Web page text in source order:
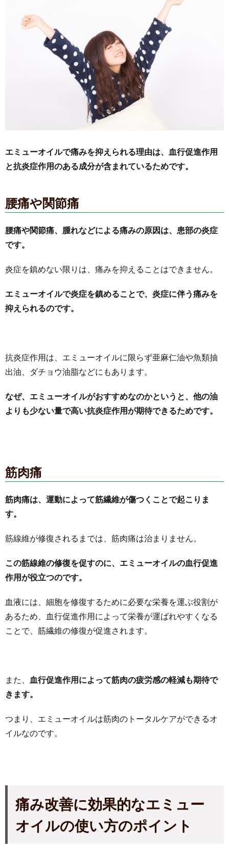
エミューオイルで痛みを抑えられる理由は、血行促進作用
と抗炎症作用のある成分が含まれているためです。
腰痛や関節痛
腰痛や関節痛、腫れなどによる痛みの原因は、患部の炎症
です。
炎症を鎮めない限りは、痛みを抑えることはできません。
エミューオイルで炎症を鎮めることで、炎症に伴う痛みを
抑えられるのです。
抗炎症作用は、エミューオイルに限らず亜麻仁油や魚類抽
出油、ダチョウ油脂などにもあります。
なぜ、エミューオイルがおすすめなのかというと、他の油
よりも少ない量で高い抗炎症作用が期待できるためです。
筋肉痛
筋肉痛は、運動によって筋繊維が傷つくことで起こりま
す。
筋線維が修復されるまでは、筋肉痛は治まりません。
この筋線維の修復を促すのに、エミューオイルの血行促進
作用が役立つのです。
血液には、細胞を修復するために必要な栄養を運ぶ役割が
あるため、血行促進作用によって栄養が運ばれやすくなる
ことで、筋繊維の修復が促進されます。
また、
血行促進作用によって筋肉の疲労感の軽減も期待で
きます。
つまり、エミューオイルは筋肉のトータルケアができるオ
イルなのです。
痛み改善に効果的なエミュー
オイルの使い方のポイント